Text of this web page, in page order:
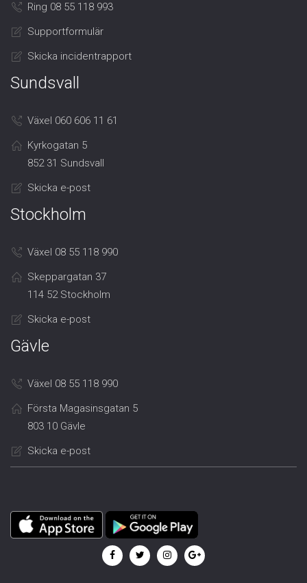
Ring 08 55 118 993
Supportformulär
Skicka incidentrapport
Sundsvall
Växel 060 606 11 61
Kyrkogatan 5
852 31 Sundsvall
Skicka e-post
Stockholm
Växel 08 55 118 990
Skeppargatan 37
114 52 Stockholm
Skicka e-post
Gävle
Växel 08 55 118 990
Första Magasinsgatan 5
803 10 Gävle
Skicka e-post